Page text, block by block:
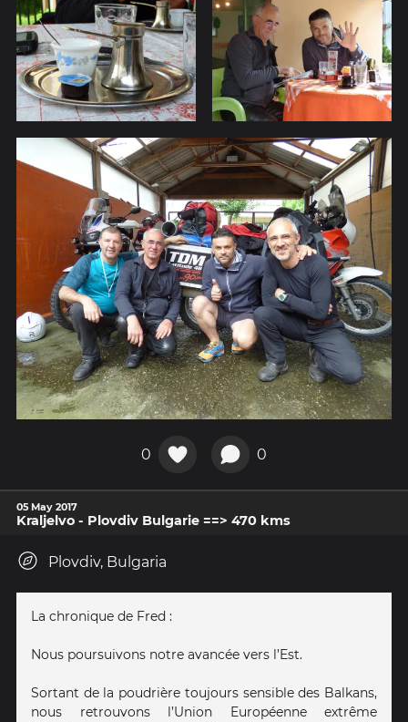
0 0
05 May 2017
Kraljelvo - Plovdiv Bulgarie ==> 470 kms
Plovdiv, Bulgaria
La chronique de Fred :
Nous poursuivons notre avancée vers l’Est.
Sortant de la poudrière toujours sensible des Balkans,
nous retrouvons l’Union Européenne extrême